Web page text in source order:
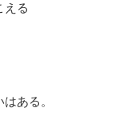
える
ある。